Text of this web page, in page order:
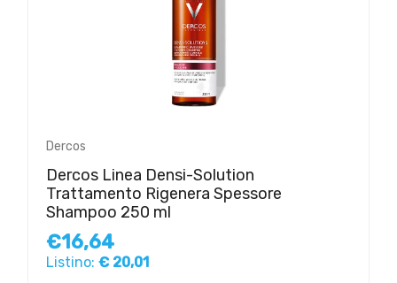
Dercos
Dercos Linea Densi-Solution
Trattamento Rigenera Spessore
Shampoo 250 ml
€16,64
Listino: € 20,01